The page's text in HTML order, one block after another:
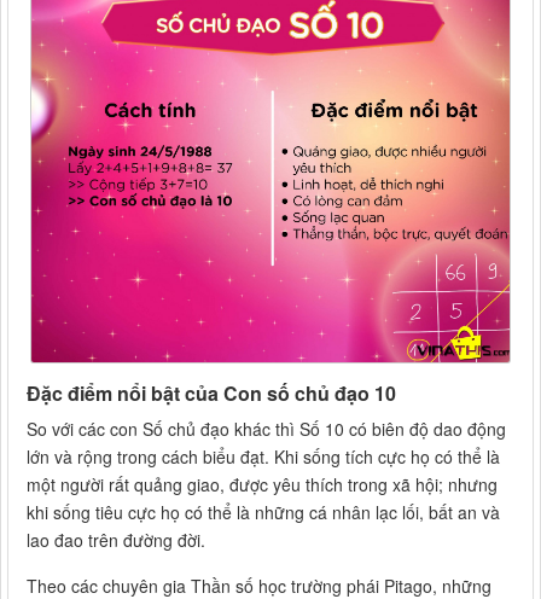
Đặc điểm nổi bật của Con số chủ đạo 10
So với các con Số chủ đạo khác thì Số 10 có biên độ dao động
lớn và rộng trong cách biểu đạt. Khi sống tích cực họ có thể là
một người rất quảng giao, được yêu thích trong xã hội; nhưng
khi sống tiêu cực họ có thể là những cá nhân lạc lối, bất an và
lao đao trên đường đời.
Theo các chuyên gia Thần số học trường phái Pitago, những